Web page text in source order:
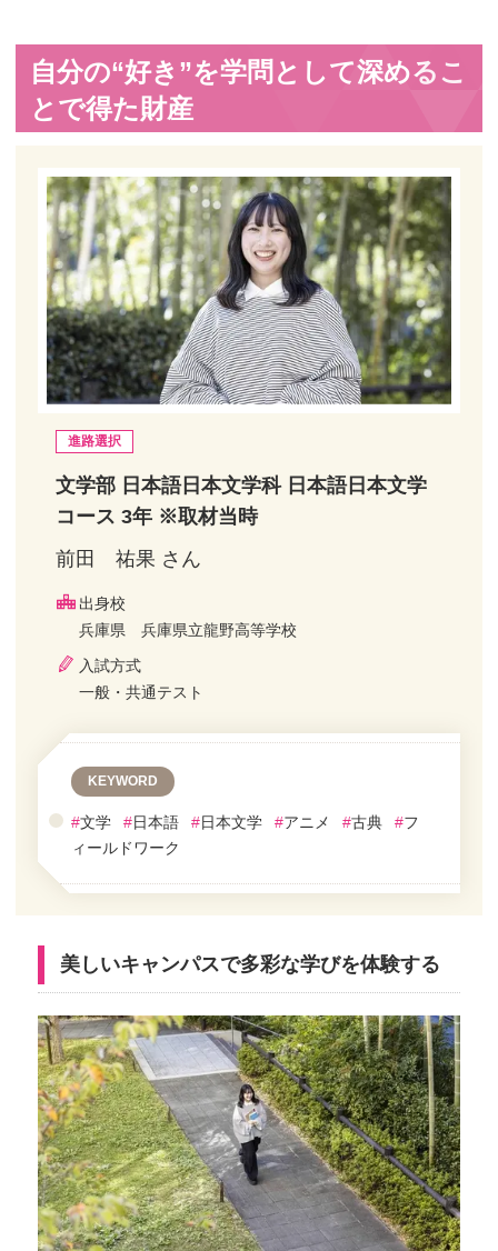
自分の“好き”を学問として深めるこ
とで得た財産
進路選択
文学部 日本語日本文学科 日本語日本文学
コース 3年 ※取材当時
前田 祐果 さん
出身校
兵庫県 兵庫県立龍野高等学校
入試方式
一般・共通テスト
KEYWORD
#文学 #日本語 #日本文学 #アニメ #古典 #フ
ィールドワーク
美しいキャンパスで多彩な学びを体験する